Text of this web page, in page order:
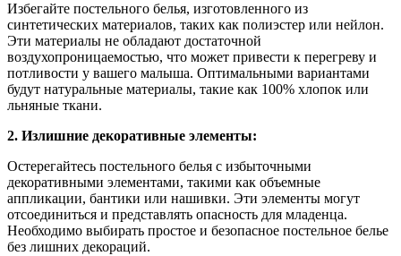
Избегайте постельного белья, изготовленного из
синтетических материалов, таких как полиэстер или нейлон.
Эти материалы не обладают достаточной
воздухопроницаемостью, что может привести к перегреву и
потливости у вашего малыша. Оптимальными вариантами
будут натуральные материалы, такие как 100% хлопок или
льняные ткани.
2. Излишние декоративные элементы:
Остерегайтесь постельного белья с избыточными
декоративными элементами, такими как объемные
аппликации, бантики или нашивки. Эти элементы могут
отсоединиться и представлять опасность для младенца.
Необходимо выбирать простое и безопасное постельное белье
без лишних декораций.